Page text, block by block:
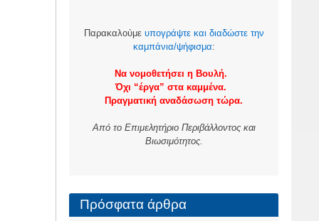
Παρακαλούμε υπογράψτε και διαδώστε την
καμπάνια/ψήφισμα:
Να νομοθετήσει η Βουλή.
Όχι “έργα” στα καμμένα.
Πραγματική αναδάσωση τώρα.
Από το Επιμελητήριο Περιβάλλοντος και
Βιωσιμότητος.
Πρόσφατα άρθρα